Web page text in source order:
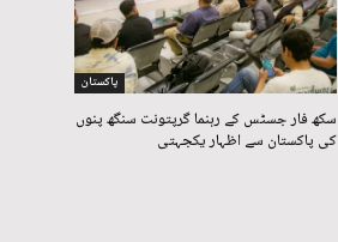
پاکستان
سکھ فار جسٹس کے رہنما گرپتونت سنگھ پنوں
کی پاکستان سے اظہار یکجہتی